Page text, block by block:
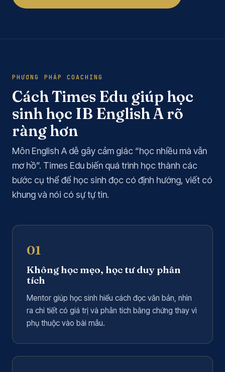
PHƯƠNG PHÁP COACHING
Cách Times Edu giúp học
sinh học IB English A rõ
ràng hơn
Môn English A dễ gây cảm giác “học nhiều mà vẫn
mơ hồ”. Times Edu biến quá trình học thành các
bước cụ thể để học sinh đọc có định hướng, viết có
khung và nói có sự tự tin.
01
Không học mẹo, học tư duy phân
tích
Mentor giúp học sinh hiểu cách đọc văn bản, nhìn
ra chi tiết có giá trị và phân tích bằng chứng thay vì
phụ thuộc vào bài mẫu.